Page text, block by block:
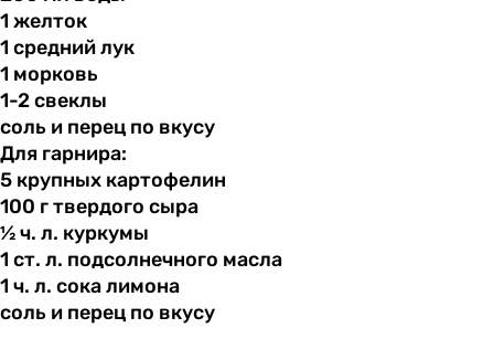
1 желток
1 среднийлук
1 морковь
1-2 свеклы
соль и перец по вкусу
Для гарнира:
5 крупных картофелин
100 гтвердого сыра
½ ч. л. куркумы
1 ст. л. подсолнечного масла
1 ч. л. сока лимона
соль и перец по вкусу